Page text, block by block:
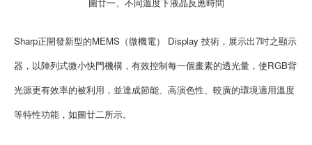
Sharp正開發新型的MEMS（微機電） Display 技術，展示出7吋之顯示
器，以陣列式微小快門機構，有效控制每一個畫素的透光量，使RGB背
光源更有效率的被利用，並達成節能、高演色性、較廣的環境適用溫度
等特性功能，如圖廿二所示。